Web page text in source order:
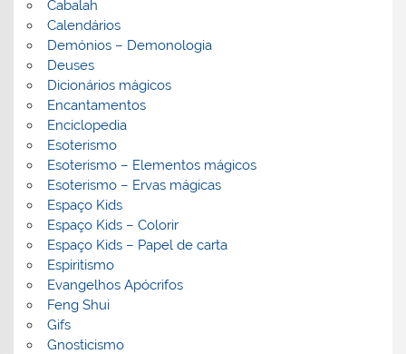
Cabalah
Calendários
Demónios – Demonologia
Deuses
Dicionários mágicos
Encantamentos
Enciclopedia
Esoterismo
Esoterismo – Elementos mágicos
Esoterismo – Ervas mágicas
Espaço Kids
Espaço Kids – Colorir
Espaço Kids – Papel de carta
Espiritismo
Evangelhos Apócrifos
Feng Shui
Gifs
Gnosticismo